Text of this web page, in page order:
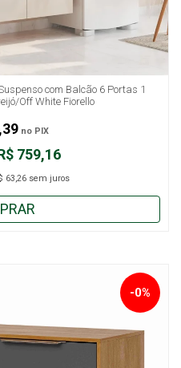
com Balcão 6 Portas 1
Off White Fiorello
759,16
63,26 sem juros
no PIX
-0%